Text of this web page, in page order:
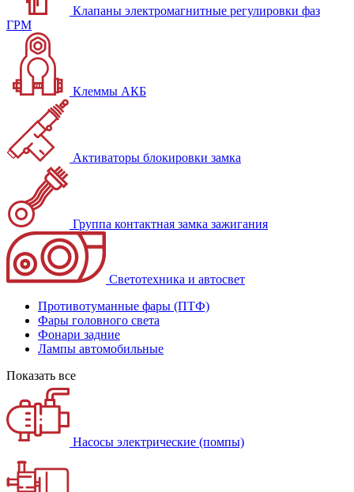
Клапаны электромагнитные регулировки фаз
ГРМ
Клеммы АКБ
Активаторы блокировки замка
Группа контактная замка зажигания
Светотехника и автосвет
Противотуманные фары (ПТФ)
Фары головного света
Фонари задние
Лампы автомобильные
Показать все
Насосы электрические (помпы)